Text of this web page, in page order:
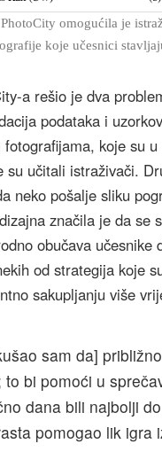
omogućila je
koje učesnici
a rešio je dva
podataka i
koje su
su učitali istraživači.
neko pošalje sliku
značila je da se
obučava
od strategija koje
sakupljanju više
sam da]
to bi pomoći u
dana bili najbolji
pomogao lik igra